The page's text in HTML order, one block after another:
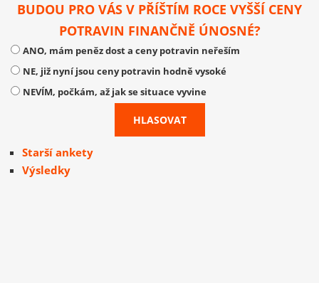
BUDOU PRO VÁS V PŘÍŠTÍM ROCE VYŠŠÍ CENY
POTRAVIN FINANČNĚ ÚNOSNÉ?
ANO, mám peněz dost a ceny potravin neřeším
NE, již nyní jsou ceny potravin hodně vysoké
NEVÍM, počkám, až jak se situace vyvine
Starší ankety
Výsledky